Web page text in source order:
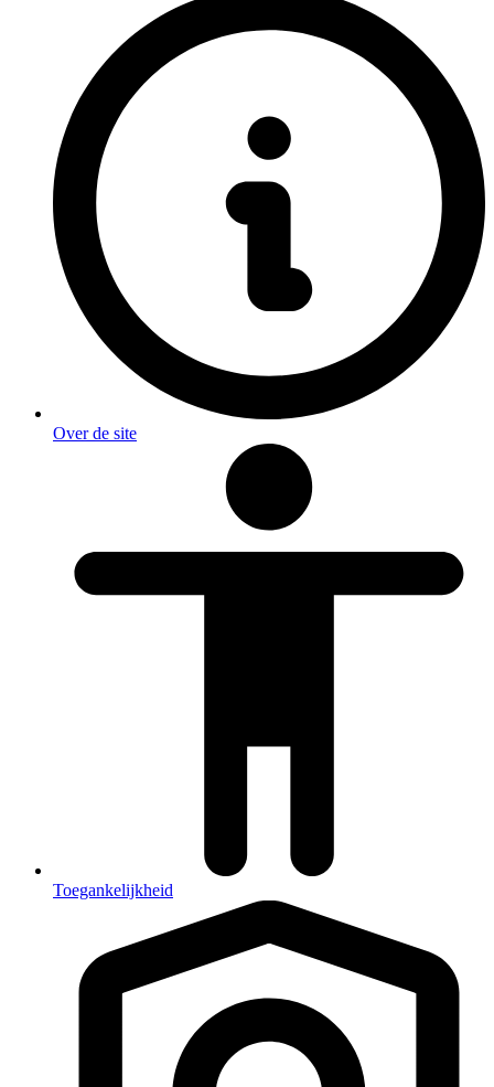
Over de site
Toegankelijkheid